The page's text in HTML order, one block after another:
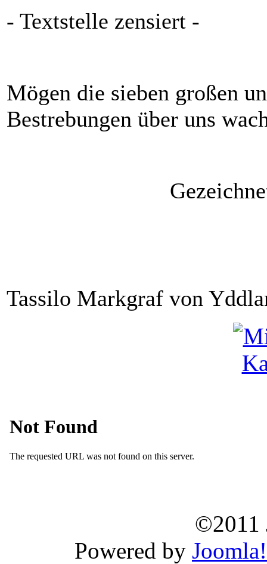
- Textstelle zensiert -
Mögen die sieben großen
Bestrebungen über uns
Tassilo Markgraf von
©2011
Powered by Joomla!